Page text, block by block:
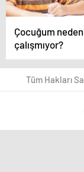
Çocuğum
çalışmıyor?
Tüm Hakları